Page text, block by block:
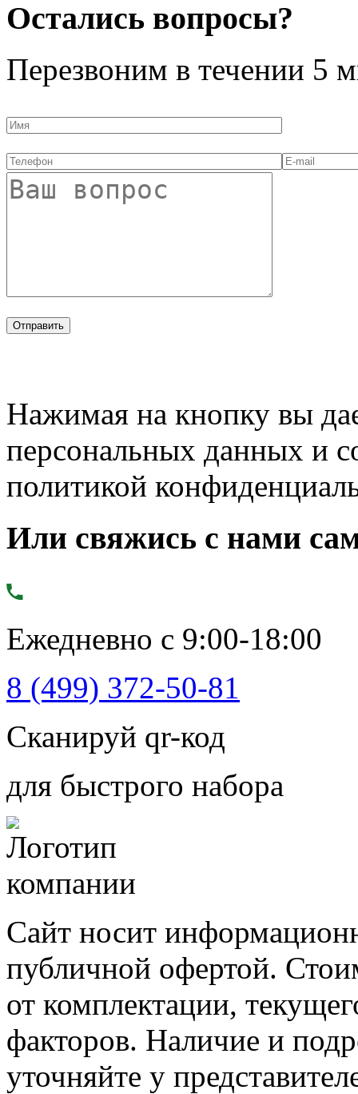
Остались вопросы?
Перезвоним в течении 5
Нажимая на кнопку вы
персональных данных и
политикой
Или свяжись с нами
Ежедневно с 9:00-18:00
8 (499) 372-50-81
Сканируй qr-код
для быстрого набора
Сайт носит
публичной офертой.
от комплектации,
факторов. Наличие и
уточняйте у